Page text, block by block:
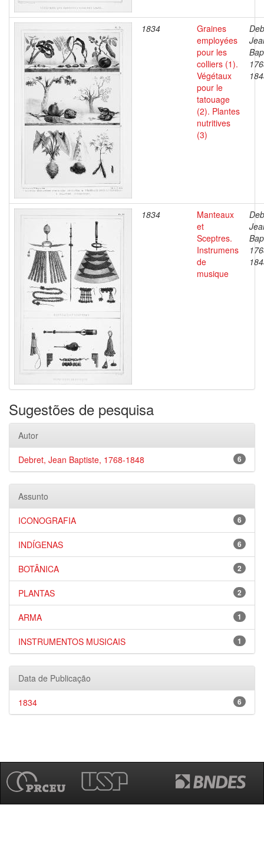
1834
Graines
employées
pour les
colliers (1).
Végétaux
pour le
tatouage
(2). Plantes
nutritives
(3)
1834
Manteaux
et
Sceptres.
Instrumens
de
musique
Sugestões de pesquisa
Autor
6
Debret, Jean Baptiste, 1768-1848
Assunto
6
ICONOGRAFIA
6
INDÍGENAS
2
BOTÂNICA
2
PLANTAS
1
ARMA
1
INSTRUMENTOS MUSICAIS
Data de Publicação
6
1834